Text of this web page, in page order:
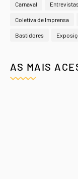
Carnaval
Coletiva de Imprensa
Bastidores
AS MAIS